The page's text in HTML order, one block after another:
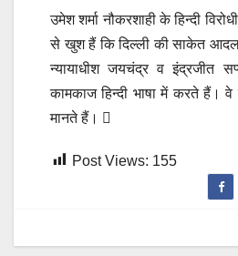
उमेश शर्मा नौकरशाही के हिन्दी
से खुश हैं कि दिल्ली की साकेत
न्यायाधीश जयचंद्र व इंद्रजीत
कामकाज हिन्दी भाषा में करते हैं।
मानते हैं। 
Post Views: 155